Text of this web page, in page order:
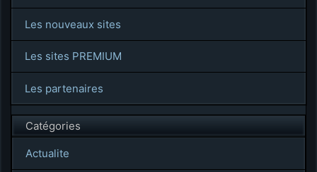
Les nouveaux sites
Les sites PREMIUM
Les partenaires
Catégories
Actualite